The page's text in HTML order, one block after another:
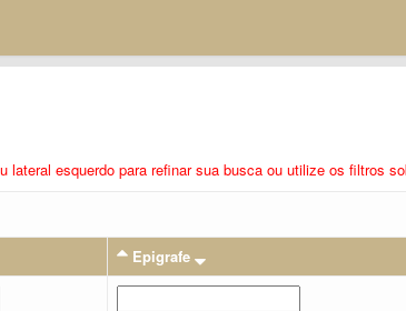
lateral esquerdo para refinar sua busca ou utilize os filtros
Epigrafe